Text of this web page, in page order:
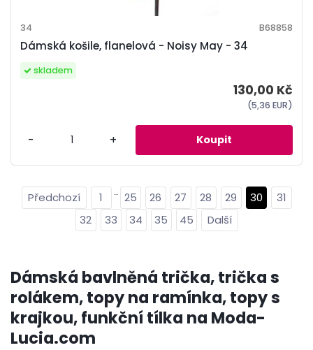
Dámská košile, flanelová - Noisy May - 34
34 B68858
130,00 Kč
(5,36 EUR)
skladem
- +
1 ... 25 26 27 28 29 30
31
32
33 34 35 45
Dámská bavlněná trička, trička s
rolákem, topy na ramínka, topy s
krajkou, funkční tílka na Moda-
Lucia.com